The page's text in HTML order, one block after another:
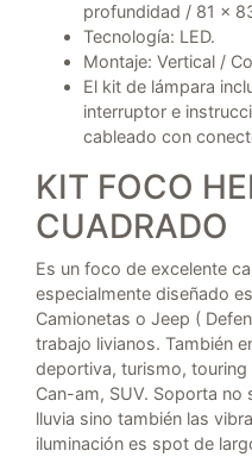
profundidad / 81 x
Tecnología: LED.
Montaje: Vertical /
El kit de lámpara
interruptor e
cableado con
KIT FOCO
CUADRADO
Es un foco de excelente
especialmente diseñado
Camionetas o Jeep (
trabajo livianos. También
deportiva, turismo,
Can-am, SUV. Soporta
lluvia sino también las
iluminación es spot de